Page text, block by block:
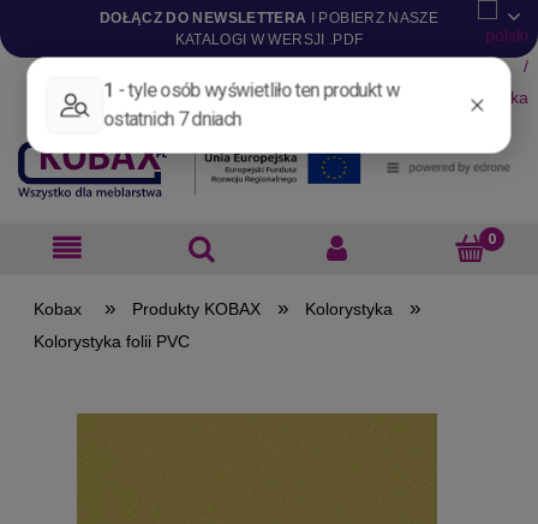
DOŁĄCZ DO NEWSLETTERA I POBIERZ NASZE
KATALOGI W WERSJI .PDF
Aktualności Nowości Promocje Wyprzedaże
Pliki do pobrania
Materiały dla projektantów B2B
» Produkty KOBAX » Kolorystyka »
Kolorystyka folii PVC